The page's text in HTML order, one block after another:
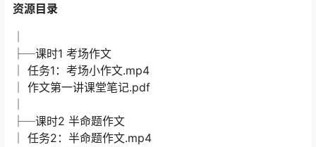
资源目录
├─课时1 考场作文
│ 任务1：考场小作文.mp4
│ 作文第一讲课堂笔记.pdf
├─课时2 半命题作文
│ 任务2：半命题作文.mp4